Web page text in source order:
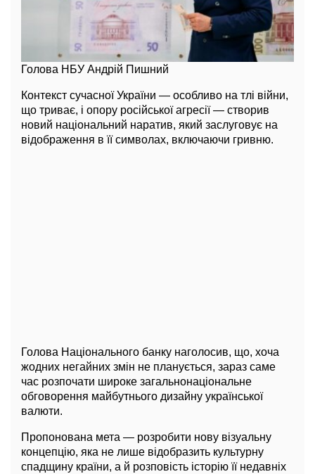
Голова НБУ Андрій Пишний
Контекст сучасної України — особливо на тлі війни,
що триває, і опору російської агресії — створив
новий національний наратив, який заслуговує на
відображення в її символах, включаючи гривню.
Голова Національного банку наголосив, що, хоча
жодних негайних змін не планується, зараз саме
час розпочати широке загальнонаціональне
обговорення майбутнього дизайну української
валюти.
Пропонована мета — розробити нову візуальну
концепцію, яка не лише відобразить культурну
спадщину країни, а й розповість історію її недавніх